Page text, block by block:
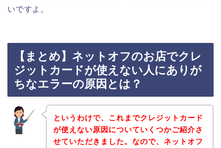
いですよ。
【まとめ】ネットオフのお店でクレ
ジットカードが使えない人にありが
ちなエラーの原因とは？
というわけで、これまでクレジットカード
が使えない原因についていくつかご紹介さ
せていただきました。なので、ネットオフ